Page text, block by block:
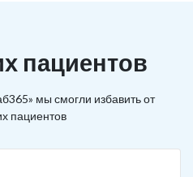
пациентов
мы смогли избавить от
пациентов